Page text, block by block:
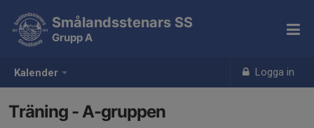
Kalender Logga in
Smålandsstenars SS
Grupp A
Träning - A-gruppen